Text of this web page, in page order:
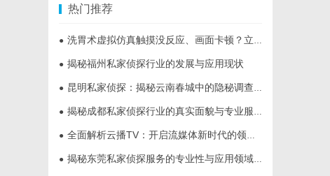
热门推荐
● 洗胃术虚拟仿真触摸没反应、画面卡顿？立方幻境破解难题
● 揭秘福州私家侦探行业的发展与应用现状
● 昆明私家侦探：揭秘云南春城中的隐秘调查力量
● 揭秘成都私家侦探行业的真实面貌与专业服务
● 全面解析云播TV：开启流媒体新时代的领先平台
● 揭秘东莞私家侦探服务的专业性与应用领域详解